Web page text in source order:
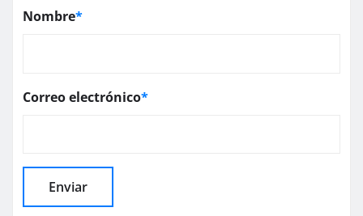
Nombre*
Correo electrónico*